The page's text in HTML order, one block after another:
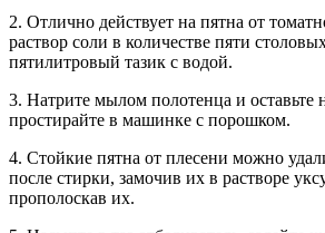
2. Отлично действует на пятна от
раствор соли в количестве пяти
пятилитровый тазик с водой.
3. Натрите мылом полотенца и оставьте
простирайте в машинке с порошком.
4. Стойкие пятна от плесени можно
после стирки, замочив их в растворе
прополоскав их.